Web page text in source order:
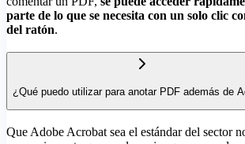
parte de lo que se necesita con un solo clic
del ratón.
¿Qué puedo utilizar para anotar PDF además de
Que Adobe Acrobat sea el estándar del sector